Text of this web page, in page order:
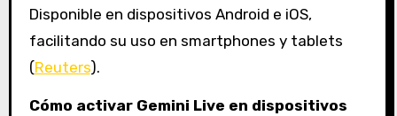
Disponible en dispositivos Android e iOS,
facilitando su uso en smartphones y tablets
(Reuters).
Cómo activar Gemini Live en dispositivos